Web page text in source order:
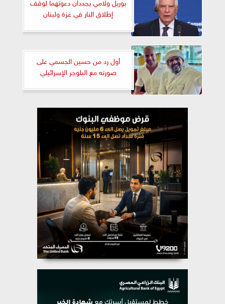
إطلاق النار في غزة ولبنان
أول رد من حسين الجسمي على
صورته مع البلوجر الإسرائيلي